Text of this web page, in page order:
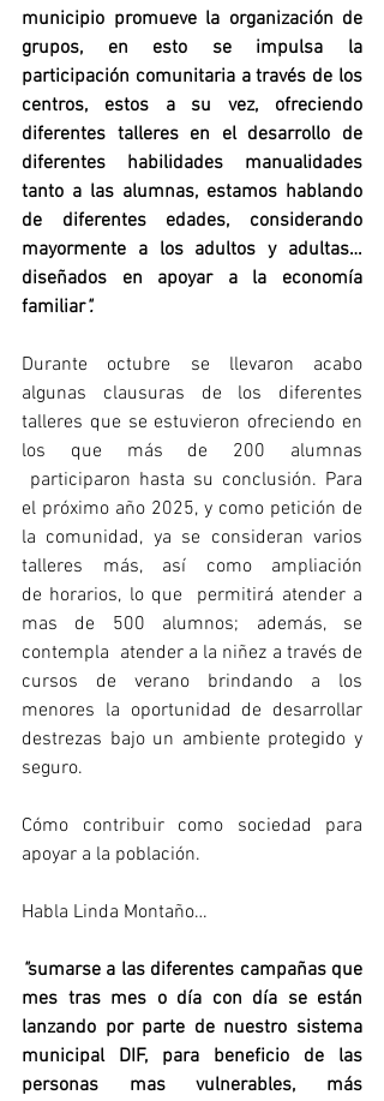
municipio promueve la organización de
grupos, en esto se impulsa la
participación comunitaria a través de los
centros, estos a su vez, ofreciendo
diferentes talleres en el desarrollo de
diferentes habilidades manualidades
tanto a las alumnas, estamos hablando
de diferentes edades, considerando
mayormente a los adultos y adultas…
diseñados en apoyar a la economía
familiar".
Durante octubre se llevaron acabo
algunas clausuras de los diferentes
talleres que se estuvieron ofreciendo en
los que más de 200 alumnas
participaron hasta su conclusión. Para
el próximo año 2025, y como petición de
la comunidad, ya se consideran varios
talleres más, así como ampliación
de horarios, lo que  permitirá atender a
mas de 500 alumnos; además, se
contempla  atender a la niñez a través de
cursos de verano brindando a los
menores la oportunidad de desarrollar
destrezas bajo un ambiente protegido y
seguro.
Cómo contribuir como sociedad para
apoyar a la población.
Habla Linda Montaño…
"sumarse a las diferentes campañas que
mes tras mes o día con día se están
lanzando por parte de nuestro sistema
municipal DIF, para beneficio de las
personas mas vulnerables, más